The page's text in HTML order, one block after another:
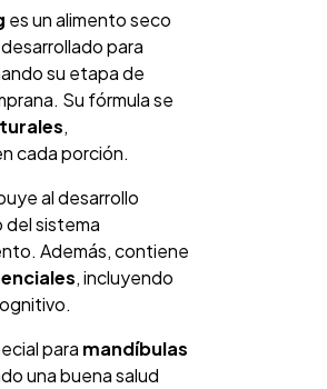
es un alimento seco
para
su etapa de
Su fórmula se
,
cada porción.
al desarrollo
del sistema
Además, contiene
, incluyendo
para mandíbulas
una buena salud